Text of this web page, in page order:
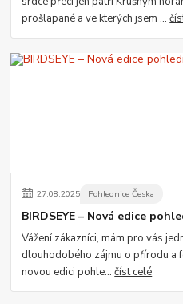
prošlapané a ve kterých jsem ...
27.08.2025 Pohlednice Česka
BIRDSEYE – Nová edice
Vážení zákazníci, mám pro vás
dlouhodobého zájmu o přírodu a
novou edici pohle...číst celé